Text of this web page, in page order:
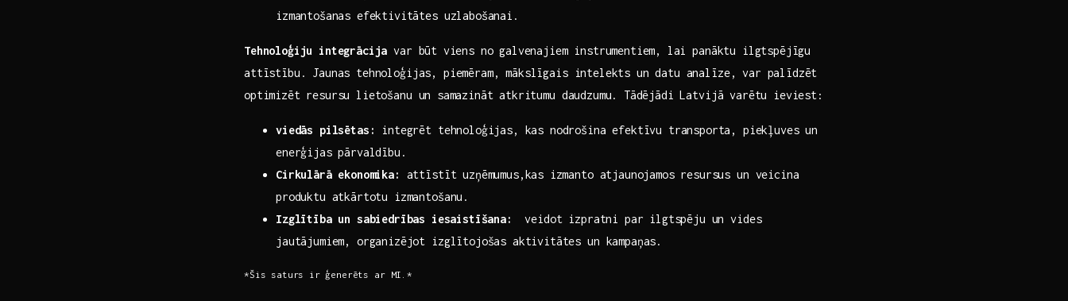
izmantošanas efektivitātes uzlabošanai.
Tehnoloģiju integrācija var būt⁤ viens no galvenajiem instrumentiem, ⁢lai panāktu ilgtspējīgu
attīstību. Jaunas ​tehnoloģijas, piemēram, mākslīgais intelekts un datu‍ analīze, var palīdzēt
optimizēt resursu lietošanu un ⁣samazināt atkritumu daudzumu.⁤ Tādējādi Latvijā varētu ieviest:
viedās​ pilsētas:
integrēt‍ tehnoloģijas, kas nodrošina efektīvu transporta,⁤ piekļuves un
enerģijas pārvaldību.
Cirkulārā ekonomika:
attīstīt uzņēmumus,kas ⁢izmanto atjaunojamos ‌resursus un veicina
produktu atkārtotu izmantošanu.
Izglītība un sabiedrības ⁢iesaistīšana:
‌ veidot izpratni par ‌ilgtspēju un vides
jautājumiem, ‍organizējot izglītojošas aktivitātes un kampaņas.
*Šis​ saturs ir⁢ ģenerēts ar MI.*